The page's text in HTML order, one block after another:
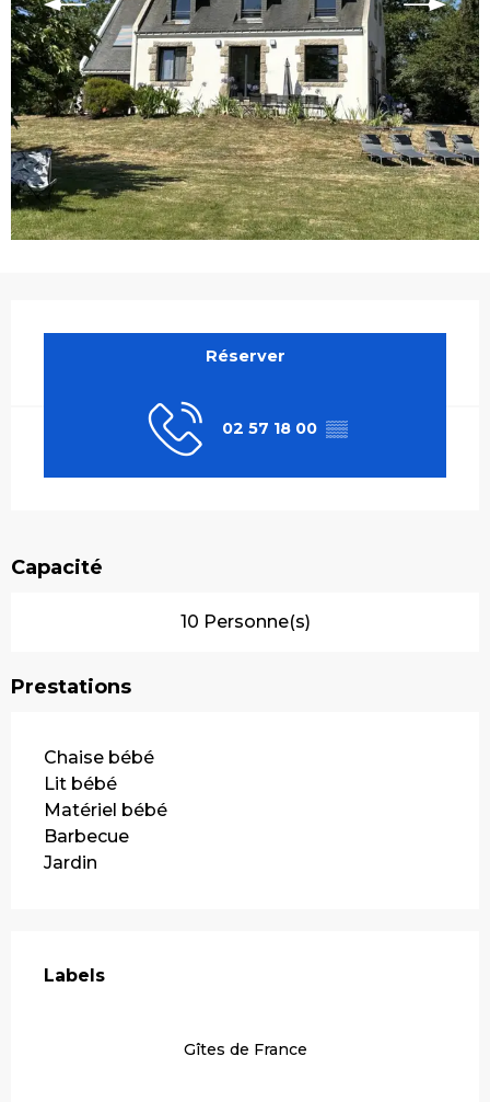
Réserver
02 57 18 00 ▒▒
Capacité
10 Personne(s)
Prestations
Chaise bébé
Lit bébé
Matériel bébé
Barbecue
Jardin
Labels
Labels
Gîtes de France